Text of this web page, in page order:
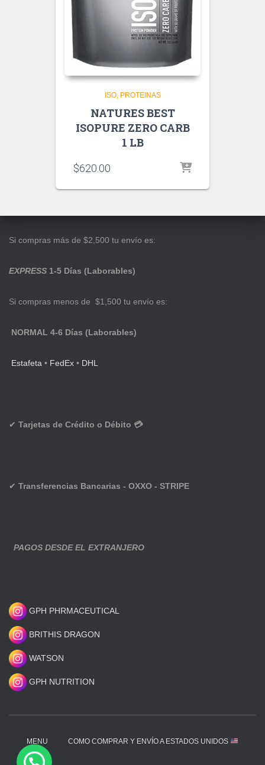
ISO PROTEINAS
NATURES BEST
ISOPURE ZERO CARB
1 LB
$620.00
Si compras más de $2,500 tu envío es:
EXPRESS 1-5 Días (Laborables)
Si compras menos de $1,500 tu envío es:
NORMAL 4-6 Días (Laborables)
Estafeta • FedEx • DHL
✔ Tarjetas de Crédito o Débito 💳
✔ Transferencias Bancarias - OXXO - STRIPE
PAGOS DESDE EL EXTRANJERO
GPH PHRMACEUTICAL
BRITHIS DRAGON
WATSON
GPH NUTRITION
MENU COMO COMPRAR Y ENVÍO A ESTADOS UNIDOS